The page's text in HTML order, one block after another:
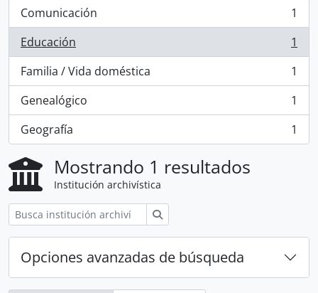
Comunicación
, 1 resultados
1
Educación
, 1 resultados
1
Familia / Vida doméstica
, 1 resultados
1
Genealógico
, 1 resultados
1
Geografía
, 1 resultados 1
Mostrando 1 resultados
Institución archivística
Opciones avanzadas de búsqueda